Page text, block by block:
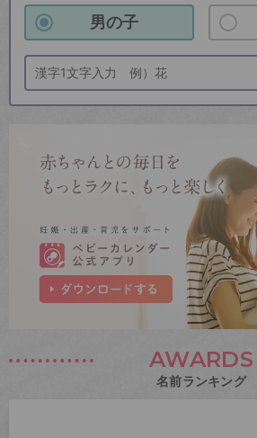
男の子
AWARDS
名前ランキング